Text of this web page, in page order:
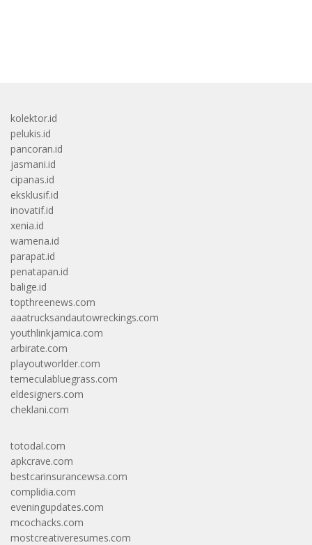
kolektor.id
pelukis.id
pancoran.id
jasmani.id
cipanas.id
eksklusif.id
inovatif.id
xenia.id
wamena.id
parapat.id
penatapan.id
balige.id
topthreenews.com
aaatrucksandautowreckings.com
youthlinkjamica.com
arbirate.com
playoutworlder.com
temeculabluegrass.com
eldesigners.com
cheklani.com
totodal.com
apkcrave.com
bestcarinsurancewsa.com
complidia.com
eveningupdates.com
mcochacks.com
mostcreativeresumes.com